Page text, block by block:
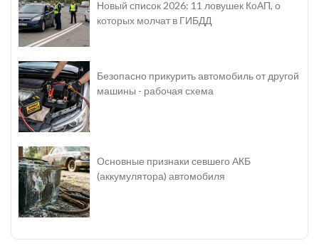
Новый список 2026: 11 ловушек КоАП, о
которых молчат в ГИБДД
Безопасно прикурить автомобиль от другой
машины - рабочая схема
Основные признаки севшего АКБ
(аккумулятора) автомобиля